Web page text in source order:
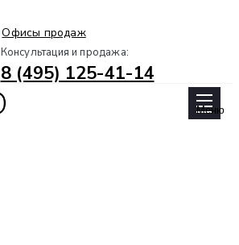
Офисы продаж
Консультация и продажа:
8 (495) 125-41-14
Меню